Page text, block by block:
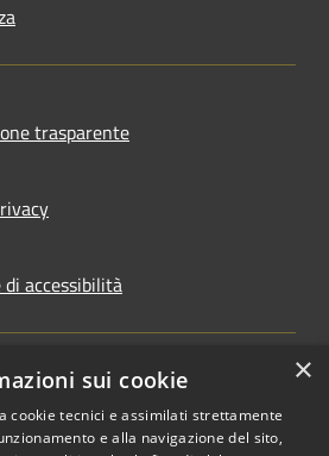
trasparente
accessibilità
Copyright © 2026 • Comune di
×
sui cookie
cookie tecnici e assimilati strettamente
e alla navigazione del sito,